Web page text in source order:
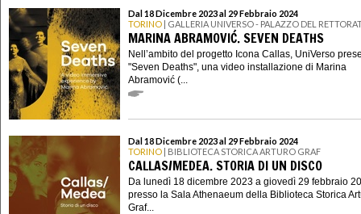
Dal 18 Dicembre 2023 al 29 Febbraio 2024
TORINO | GALLERIA UNIVERSO - PALAZZO DEL
MARINA ABRAMOVIĆ. SEVEN DEATHS
Nell’ambito del progetto Icona Callas, UniVerso
"Seven Deaths", una video installazione di Marina
Abramović (...
Dal 18 Dicembre 2023 al 29 Febbraio 2024
TORINO | BIBLIOTECA STORICA ARTURO GRAF
CALLAS/MEDEA. STORIA DI UN DISCO
Da lunedì 18 dicembre 2023 a giovedì 29 febbraio
presso la Sala Athenaeum della Biblioteca Storica
Graf...